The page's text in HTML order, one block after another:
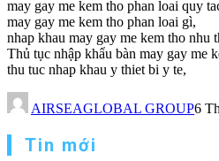
may gay me kem tho phan loai quy
may gay me kem tho phan loai gì,
nhap khau may gay me kem tho nhu
Thủ tục nhập khẩu bàn may gay me
thu tuc nhap khau y thiet bi y te,
AIRSEAGLOBAL GROUP6
Tin mới